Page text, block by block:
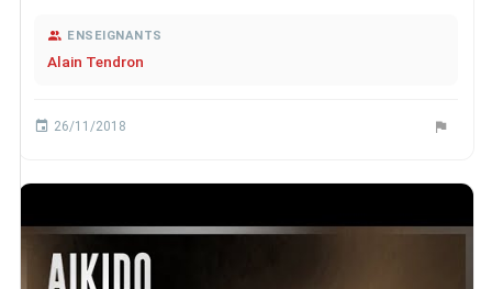
ENSEIGNANTS
Alain Tendron
26/11/2018